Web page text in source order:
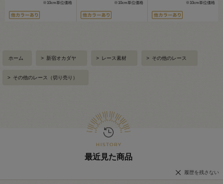
※10cm単位価格 ※10cm単位価格 ※10cm単位価格
ホーム > 新宿オカダヤ > レース素材 > その他のレース
> その他のレース（切り売り）
最近見た商品
履歴を残さない